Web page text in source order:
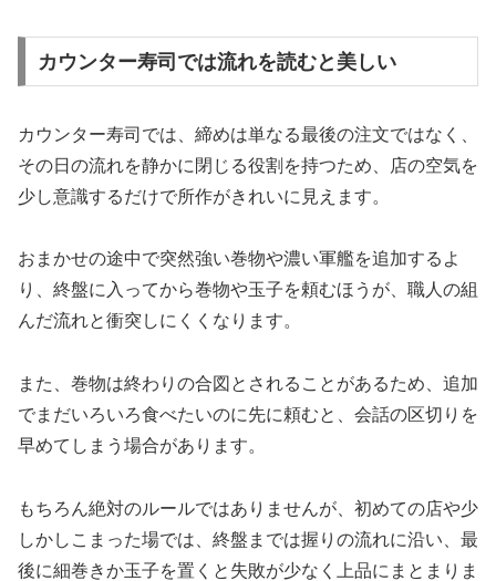
カウンター寿司では流れを読むと美しい
カウンター寿司では、締めは単なる最後の注文ではなく、
その日の流れを静かに閉じる役割を持つため、店の空気を
少し意識するだけで所作がきれいに見えます。
おまかせの途中で突然強い巻物や濃い軍艦を追加するよ
り、終盤に入ってから巻物や玉子を頼むほうが、職人の組
んだ流れと衝突しにくくなります。
また、巻物は終わりの合図とされることがあるため、追加
でまだいろいろ食べたいのに先に頼むと、会話の区切りを
早めてしまう場合があります。
もちろん絶対のルールではありませんが、初めての店や少
しかしこまった場では、終盤までは握りの流れに沿い、最
後に細巻きか玉子を置くと失敗が少なく上品にまとまりま